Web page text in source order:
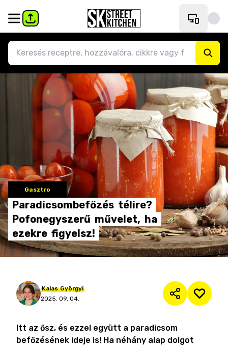
Gasztro
Paradicsombefőzés télire?
Pofonegyszerű művelet, ha
ezekre figyelsz!
Kalas Györgyi
2025. 09. 04.
Itt az ősz, és ezzel együtt a paradicsom
befőzésének ideje is! Ha néhány alap dolgot